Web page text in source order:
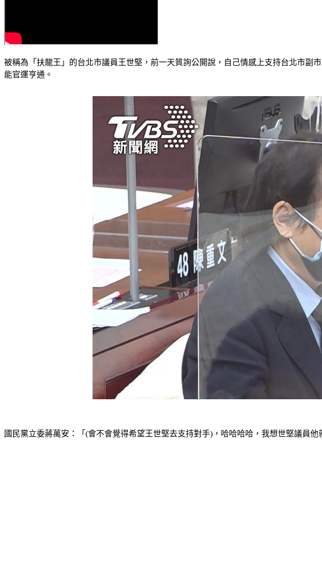
被稱為「扶龍王」的台北市議員王世堅，前一天質詢公開說，自己情感上支持台北市
能官運亨通。
國民黨立委蔣萬安：「(會不會覺得希望王世堅去支持對手)，哈哈哈哈，我想世堅議員他